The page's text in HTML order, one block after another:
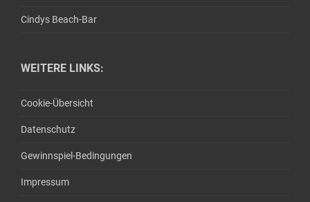
Cindys Beach-Bar
WEITERE LINKS:
Cookie-Übersicht
Datenschutz
Gewinnspiel-Bedingungen
Impressum